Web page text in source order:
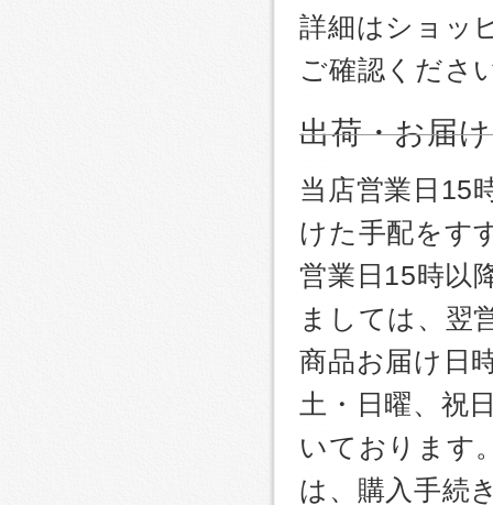
詳細はショッ
ご確認くださ
出荷・お届
当店営業日15
けた手配をす
営業日15時以
ましては、翌
商品お届け日
土・日曜、祝
いております
は、購入手続